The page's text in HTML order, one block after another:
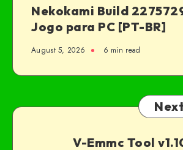
Nekokami Build
Jogo para PC [PT-BR]
August 5, 2026 6 min read
V-Emmc Tool